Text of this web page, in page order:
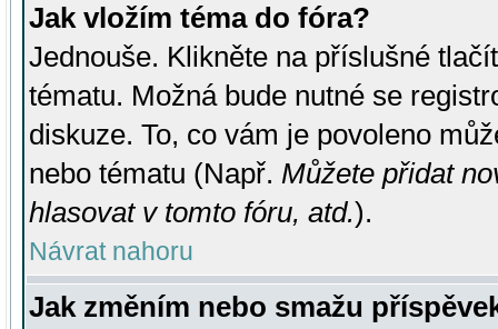
Jak vložím téma do fóra?
Jednouše. Klikněte na příslušné
tématu. Možná bude nutné se
diskuze. To, co vám je povoleno
nebo tématu (Např. Můžete přidat
hlasovat v tomto fóru, atd.).
Návrat nahoru
Jak změním nebo smažu